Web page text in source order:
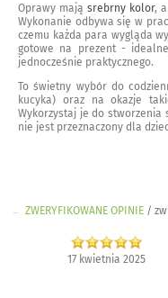
Oprawy mająsrebrny kolor,
Wykonanie odbywa się w
czemu każda para wygląda
gotowe na prezent -
jednocześnie praktycznego.
To świetny wybór do
kucyka) oraz na okazje
Wykorzystaj je do stworzenia
nie jest przeznaczony dla
ZWERYFIKOWANE OPINIE /
17 kwietnia 2025